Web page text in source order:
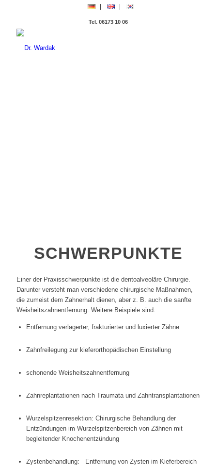
Tel. 06173 10 06
SCHWERPUNKTE
Einer der Praxisschwerpunkte ist die dentoalveoläre Chirurgie.
Darunter versteht man verschiedene chirurgische Maßnahmen,
die zumeist dem Zahnerhalt dienen, aber z. B. auch die sanfte
Weisheitszahnentfernung. Weitere Beispiele sind:
Entfernung verlagerter, frakturierter und luxierter Zähne
Zahnfreilegung zur kieferorthopädischen Einstellung
schonende Weisheitszahnentfernung
Zahnreplantationen nach Traumata und Zahntransplantationen
Wurzelspitzenresektion: Chirurgische Behandlung der
Entzündungen im Wurzelspitzenbereich von Zähnen mit
begleitender Knochenentzündung
Zystenbehandlung: Entfernung von Zysten im Kieferbereich